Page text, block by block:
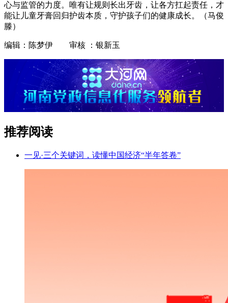
心与监管的力度。唯有让规则长出牙齿，让各方扛起责任，才
能让儿童牙膏回归护齿本质，守护孩子们的健康成长。（马俊
滕）
编辑：陈梦伊 审核 ：银新玉
推荐阅读
一见·三个关键词，读懂中国经济“半年答卷”